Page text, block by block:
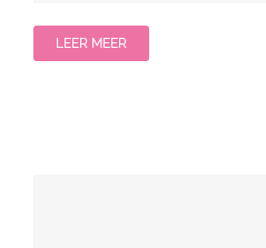
LEER MEER